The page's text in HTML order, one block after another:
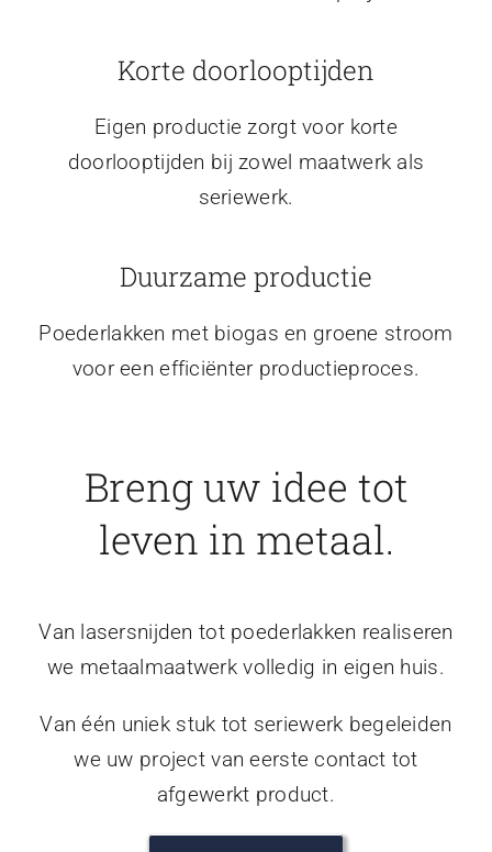
Korte doorlooptijden
Eigen productie zorgt voor korte
doorlooptijden bij zowel maatwerk als
seriewerk.
Duurzame productie
Poederlakken met biogas en groene stroom
voor een efficiënter productieproces.
Breng uw idee tot
leven in metaal.
Van lasersnijden tot poederlakken realiseren
we metaalmaatwerk volledig in eigen huis.
Van één uniek stuk tot seriewerk begeleiden
we uw project van eerste contact tot
afgewerkt product.